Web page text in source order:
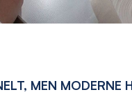
MEN MODERNE